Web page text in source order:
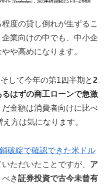
度の貸し倒れが生ずるこ
業向けの中でも、中小企
や高めになります。
して今年の第1四半期と2
はずの商工ローンで急激
だ金額は消費者向けに比べ
方は気になります。
鎖破綻で確認できた米ドル
ただいたことですが、 ア
き証券投資で古今未曾有